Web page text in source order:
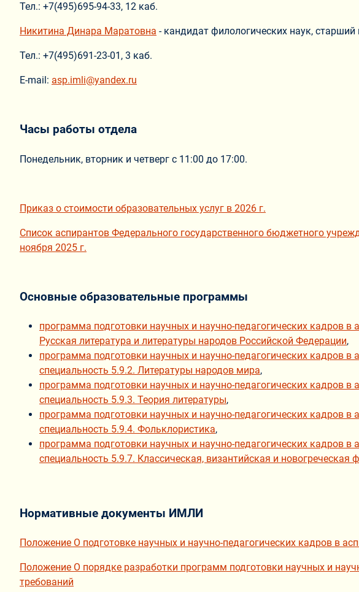
Тел.: +7(495)695-94-33, 12 каб.
Никитина Динара Маратовна - кандидат филологических наук,
Тел.: +7(495)691-23-01, 3 каб.
E-mail: asp.imli@yandex.ru
Часы работы отдела
Понедельник, вторник и четверг с 11:00 до 17:00.
Приказ о стоимости образовательных услуг в 2026 г.
Список аспирантов Федерального государственного бюджетного
ноября 2025 г.
Основные образовательные программы
программа подготовки научных и научно-педагогических кадров в
Русская литература и литературы народов Российской Федерации,
программа подготовки научных и научно-педагогических кадров в
специальность 5.9.2. Литературы народов мира,
программа подготовки научных и научно-педагогических кадров в
специальность 5.9.3. Теория литературы,
программа подготовки научных и научно-педагогических кадров в
специальность 5.9.4. Фольклористика,
программа подготовки научных и научно-педагогических кадров в
специальность 5.9.7. Классическая, византийская и новогреческая
Нормативные документы ИМЛИ
Положение О подготовке научных и научно-педагогических кадров в
Положение О порядке разработки программ подготовки научных и
требований